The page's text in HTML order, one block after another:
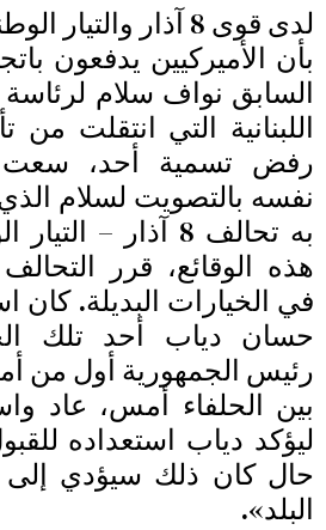
لدى قوى 8 آذار
بأن الأميركيين يدفعون
السابق نواف سلام
اللبنانية التي انتقلت من
رفض تسمية أحد، سعت
نفسه بالتصويت لسلام
به تحالف 8 آذار –
هذه الوقائع، قرر
في الخيارات البديلة. كان
حسان دياب أحد تلك
رئيس الجمهورية أول من
بين الحلفاء أمس، عاد
ليؤكد دياب استعداده
حال كان ذلك سيؤدي
البلد».